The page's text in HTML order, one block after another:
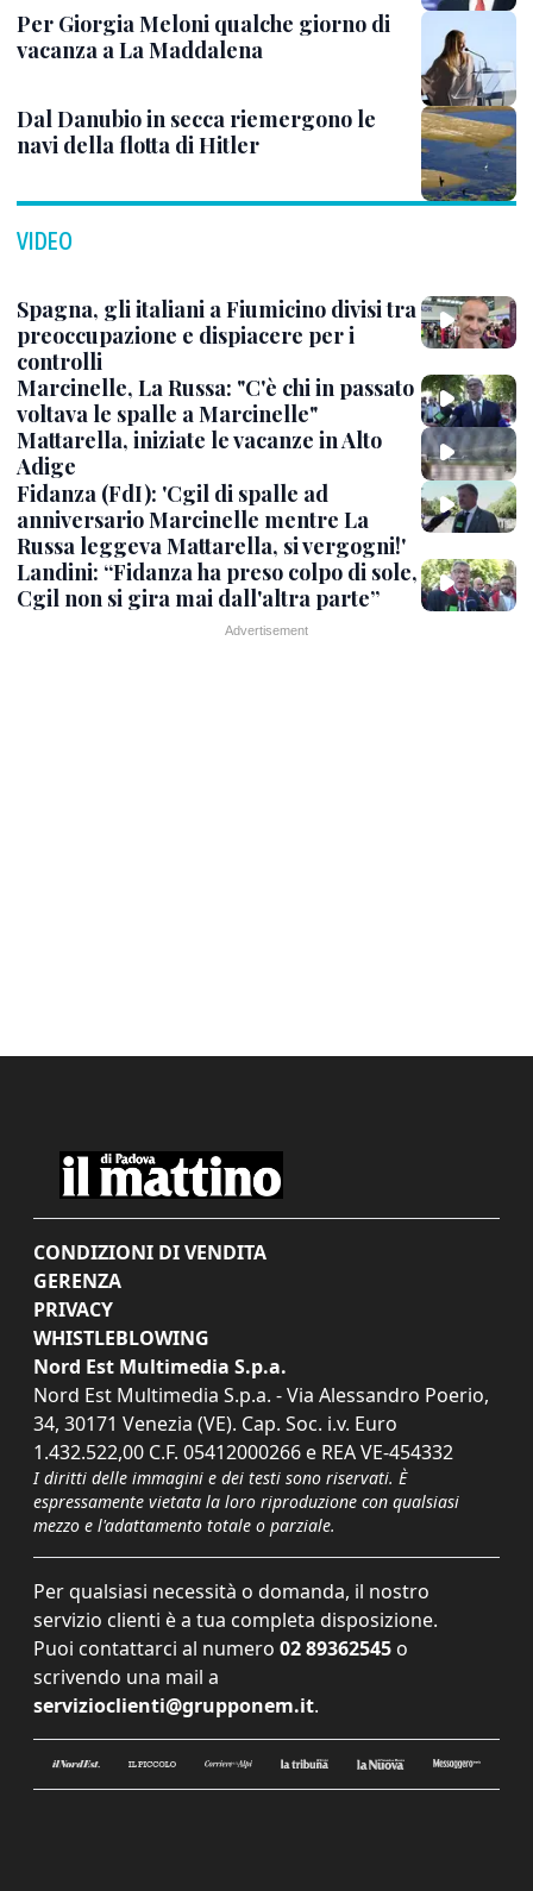
Per Giorgia Meloni qualche giorno di
vacanza a La Maddalena
Dal Danubio in secca riemergono le
navi della flotta di Hitler
VIDEO
Spagna, gli italiani a Fiumicino divisi tra
preoccupazione e dispiacere per i
controlli
Marcinelle, La Russa: "C'è chi in passato
voltava le spalle a Marcinelle"
Mattarella, iniziate le vacanze in Alto
Adige
Fidanza (FdI): 'Cgil di spalle ad
anniversario Marcinelle mentre La
Russa leggeva Mattarella, si vergogni!'
Landini: “Fidanza ha preso colpo di sole,
Cgil non si gira mai dall'altra parte”
CONDIZIONI DI VENDITA
GERENZA
PRIVACY
WHISTLEBLOWING
Nord Est Multimedia S.p.a.
Nord Est Multimedia S.p.a. - Via Alessandro Poerio,
34, 30171 Venezia (VE). Cap. Soc. i.v. Euro
1.432.522,00 C.F. 05412000266 e REA VE-454332
I diritti delle immagini e dei testi sono riservati. È
espressamente vietata la loro riproduzione con qualsiasi
mezzo e l'adattamento totale o parziale.
Per qualsiasi necessità o domanda, il nostro
servizio clienti è a tua completa disposizione.
Puoi contattarci al numero 02 89362545 o
scrivendo una mail a
servizioclienti@grupponem.it.